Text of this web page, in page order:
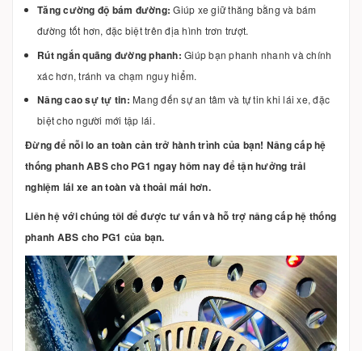
Tăng cường độ bám đường: Giúp xe giữ thăng bằng và bám
đường tốt hơn, đặc biệt trên địa hình trơn trượt.
Rút ngắn quãng đường phanh: Giúp bạn phanh nhanh và chính
xác hơn, tránh va chạm nguy hiểm.
Nâng cao sự tự tin: Mang đến sự an tâm và tự tin khi lái xe, đặc
biệt cho người mới tập lái.
Đừng để nỗi lo an toàn cản trở hành trình của bạn! Nâng cấp hệ
thống phanh ABS cho PG1 ngay hôm nay để tận hưởng trải
nghiệm lái xe an toàn và thoải mái hơn.
Liên hệ với chúng tôi để được tư vấn và hỗ trợ nâng cấp hệ thống
phanh ABS cho PG1 của bạn.